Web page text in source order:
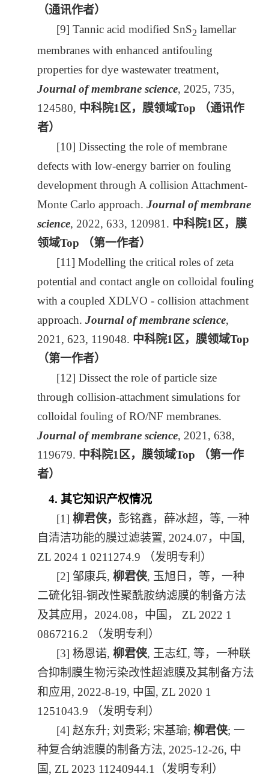
（通讯作者）
[9] Tannic acid modified SnS2 lamellar
membranes with enhanced antifouling
properties for dye wastewater treatment,
Journal of membrane science, 2025, 735,
124580, 中科院1 区，膜领域Top
（通讯作
者）
[10] Dissecting the role of membrane
defects with low-energy barrier on fouling
development through A collision Attachment-
Monte Carlo approach. Journal of membrane
science, 2022, 633, 120981. 中科院1 区，膜
领域Top
（第一作者）
[11] Modelling the critical roles of zeta
potential and contact angle on colloidal fouling
with a coupled XDLVO - collision attachment
approach. Journal of membrane science,
2021, 623, 119048. 中科院1 区，膜领域Top
（第一作者）
[12] Dissect the role of particle size
through collision-attachment simulations for
colloidal fouling of RO/NF membranes.
Journal of membrane science, 2021, 638,
119679. 中科院1 区，膜领域Top
（第一作
者）
4. 其它知识产权情况
[1] 柳君侠， 彭铭鑫，薛冰超，等, 一种
自清洁功能的膜过滤装置, 2024.07，中国,
ZL 2024 1 0211274.9
（发明专利）
[2] 邹康兵, 柳君侠, 玉旭日，等，一种
二硫化钼-铜改性聚酰胺纳滤膜的制备方法
及其应用， 2024.08，中国，
ZL 2022 1
0867216.2
（发明专利）
[3] 杨恩诺, 柳君侠, 王志红, 等，一种联
合抑制膜生物污染改性超滤膜及其制备方法
和应用, 2022-8-19, 中国, ZL 2020 1
1251043.9
（发明专利）
[4] 赵东升; 刘贵彩; 宋基瑜; 柳君侠; 一
种复合纳滤膜的制备方法, 2025-12-26, 中
国, ZL 2023 11240944.1 （发明专利）